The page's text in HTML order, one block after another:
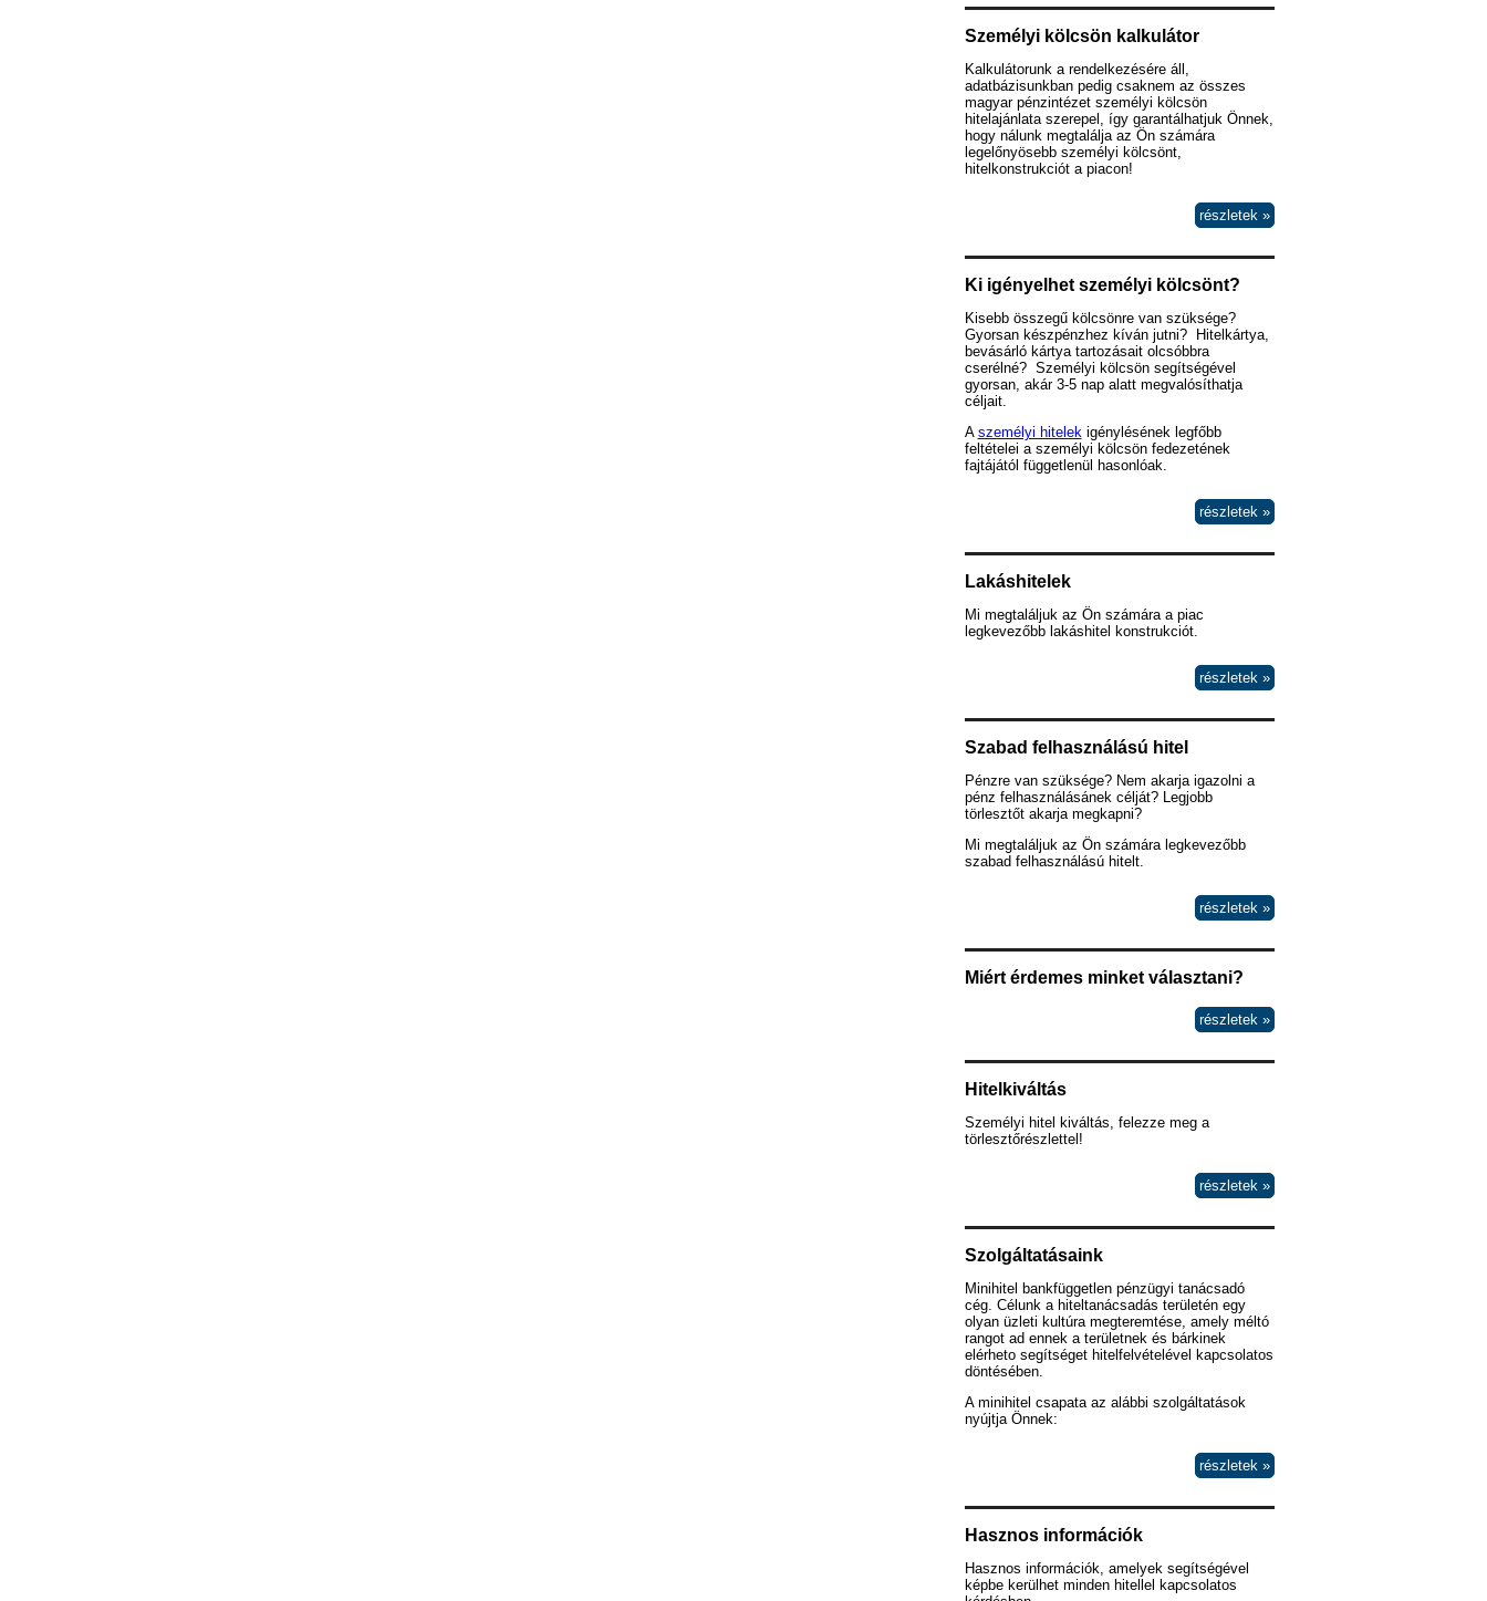
Személyi kölcsön kalkulátor
Kalkulátorunk a rendelkezésére áll,
adatbázisunkban pedig csaknem az összes
magyar pénzintézet személyi kölcsön
hitelajánlata szerepel, így garantálhatjuk Önnek,
hogy nálunk megtalálja az Ön számára
legelőnyösebb személyi kölcsönt,
hitelkonstrukciót a piacon!
részletek »
Ki igényelhet személyi kölcsönt?
Kisebb összegű kölcsönre van szüksége?
Gyorsan készpénzhez kíván jutni? Hitelkártya,
bevásárló kártya tartozásait olcsóbbra
cserélné? Személyi kölcsön segítségével
gyorsan, akár 3-5 nap alatt megvalósíthatja
céljait.
A személyi hitelekigénylésének legfőbb
feltételei a személyi kölcsön fedezetének
fajtájától függetlenül hasonlóak.
részletek »
Lakáshitelek
Mi megtaláljuk az Ön számára a piac
legkevezőbb lakáshitel konstrukciót.
részletek »
Szabad felhasználású hitel
Pénzre van szüksége? Nem akarja igazolni a
pénz felhasználásánek célját? Legjobb
törlesztőt akarja megkapni?
Mi megtaláljuk az Ön számára legkevezőbb
szabad felhasználású hitelt.
részletek »
Miért érdemes minket választani?
részletek »
Hitelkiváltás
Személyi hitel kiváltás, felezze meg a
törlesztőrészlettel!
részletek »
Szolgáltatásaink
Minihitel bankfüggetlen pénzügyi tanácsadó
cég. Célunk a hiteltanácsadás területén egy
olyan üzleti kultúra megteremtése, amely méltó
rangot ad ennek a területnek és bárkinek
elérheto segítséget hitelfelvételével kapcsolatos
döntésében.
A minihitel csapata az alábbi szolgáltatások
nyújtja Önnek:
részletek »
Hasznos információk
Hasznos információk, amelyek segítségével
képbe kerülhet minden hitellel kapcsolatos